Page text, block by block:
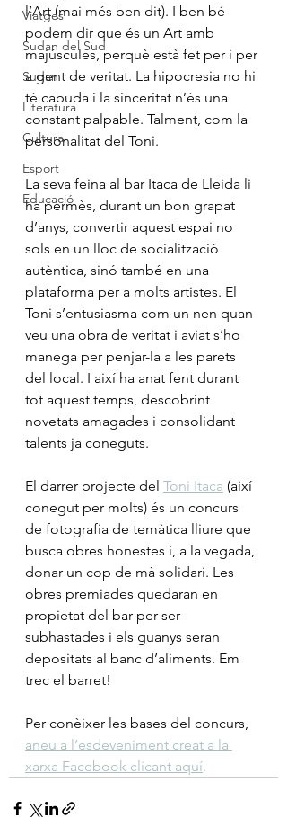
Viatges
Sudan del Sud
Sudan
Literatura
Cultura
Esport
Educació
l’Art (mai més ben dit). I ben bé
podem dir que és un Art amb
majúscules, perquè està fet per i per
a gent de veritat. La hipocresia no hi
té cabuda i la sinceritat n’és una
constant palpable. Talment, com la
personalitat del Toni.
La seva feina al bar Itaca de Lleida li
ha permès, durant un bon grapat
d’anys, convertir aquest espai no
sols en un lloc de socialització
autèntica, sinó també en una
plataforma per a molts artistes. El
Toni s’entusiasma com un nen quan
veu una obra de veritat i aviat s’ho
manega per penjar-la a les parets
del local. I així ha anat fent durant
tot aquest temps, descobrint
novetats amagades i consolidant
talents ja coneguts.
El darrer projecte del Toni Itaca (així
conegut per molts) és un concurs
de fotografia de temàtica lliure que
busca obres honestes i, a la vegada,
donar un cop de mà solidari. Les
obres premiades quedaran en
propietat del bar per ser
subhastades i els guanys seran
depositats al banc d’aliments. Em
trec el barret!
Per conèixer les bases del concurs,
aneu a l’esdeveniment creat a la
xarxa Facebook clicant aquí.